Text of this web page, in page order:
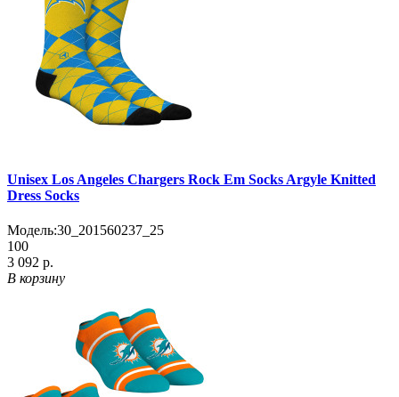
Unisex Los Angeles Chargers Rock Em Socks Argyle Knitted
Dress Socks
Модель:30_201560237_25
100
3 092 р.
В корзину